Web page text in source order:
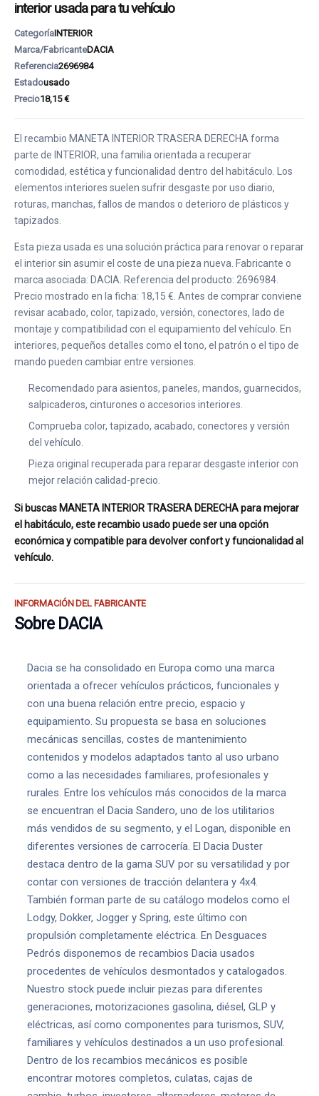
interior usada para tu vehículo
CategoríaINTERIOR
Marca/FabricanteDACIA
Referencia2696984
Estadousado
Precio18,15 €
El recambio MANETA INTERIOR TRASERA DERECHA forma
parte de INTERIOR, una familia orientada a recuperar
comodidad, estética y funcionalidad dentro del habitáculo. Los
elementos interiores suelen sufrir desgaste por uso diario,
roturas, manchas, fallos de mandos o deterioro de plásticos y
tapizados.
Esta pieza usada es una solución práctica para renovar o reparar
el interior sin asumir el coste de una pieza nueva. Fabricante o
marca asociada: DACIA. Referencia del producto: 2696984.
Precio mostrado en la ficha: 18,15 €. Antes de comprar conviene
revisar acabado, color, tapizado, versión, conectores, lado de
montaje y compatibilidad con el equipamiento del vehículo. En
interiores, pequeños detalles como el tono, el patrón o el tipo de
mando pueden cambiar entre versiones.
Recomendado para asientos, paneles, mandos, guarnecidos,
salpicaderos, cinturones o accesorios interiores.
Comprueba color, tapizado, acabado, conectores y versión
del vehículo.
Pieza original recuperada para reparar desgaste interior con
mejor relación calidad-precio.
Si buscas MANETA INTERIOR TRASERA DERECHA para mejorar
el habitáculo, este recambio usado puede ser una opción
económica y compatible para devolver confort y funcionalidad al
vehículo.
INFORMACIÓN DEL FABRICANTE
Sobre DACIA
Dacia se ha consolidado en Europa como una marca
orientada a ofrecer vehículos prácticos, funcionales y
con una buena relación entre precio, espacio y
equipamiento. Su propuesta se basa en soluciones
mecánicas sencillas, costes de mantenimiento
contenidos y modelos adaptados tanto al uso urbano
como a las necesidades familiares, profesionales y
rurales. Entre los vehículos más conocidos de la marca
se encuentran el Dacia Sandero, uno de los utilitarios
más vendidos de su segmento, y el Logan, disponible en
diferentes versiones de carrocería. El Dacia Duster
destaca dentro de la gama SUV por su versatilidad y por
contar con versiones de tracción delantera y 4x4.
También forman parte de su catálogo modelos como el
Lodgy, Dokker, Jogger y Spring, este último con
propulsión completamente eléctrica. En Desguaces
Pedrós disponemos de recambios Dacia usados
procedentes de vehículos desmontados y catalogados.
Nuestro stock puede incluir piezas para diferentes
generaciones, motorizaciones gasolina, diésel, GLP y
eléctricas, así como componentes para turismos, SUV,
familiares y vehículos destinados a un uso profesional.
Dentro de los recambios mecánicos es posible
encontrar motores completos, culatas, cajas de